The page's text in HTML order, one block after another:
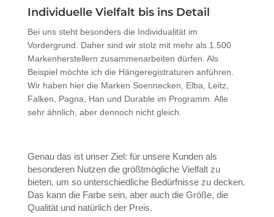
Individuelle Vielfalt bis ins Detail
Bei uns steht besonders die Individualität im
Vordergrund. Daher sind wir stolz mit mehr als 1.500
Markenherstellern zusammenarbeiten dürfen. Als
Beispiel möchte ich die Hängeregistraturen anführen.
Wir haben hier die Marken Soennecken, Elba, Leitz,
Falken, Pagna, Han und Durable im Programm. Alle
sehr ähnlich, aber dennoch nicht gleich.
Genau das ist unser Ziel: für unsere Kunden als
besonderen Nutzen die größtmögliche Vielfalt zu
bieten, um so unterschiedliche Bedürfnisse zu decken.
Das kann die Farbe sein, aber auch die Größe, die
Qualität und natürlich der Preis.